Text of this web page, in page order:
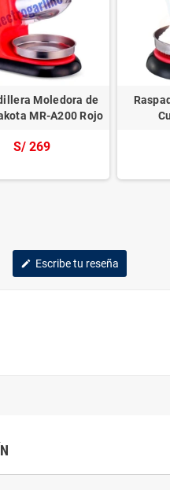
Moledora de
MR-A200 Rojo
S/ 269
edit Escribe tu reseña